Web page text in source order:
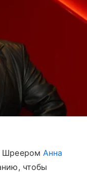
Шреером Анна
чтобы